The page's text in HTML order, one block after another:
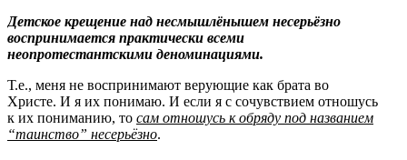
Детское крещение над несмышлёнышем несерьёзно
воспринимается практически всеми
неопротестантскими деноминациями.
Т.е., меня не воспринимают верующие как брата во
Христе. И я их понимаю. И если я с сочувствием отношусь
к их пониманию, то сам отношусь к обряду под названием
“таинство” несерьёзно.